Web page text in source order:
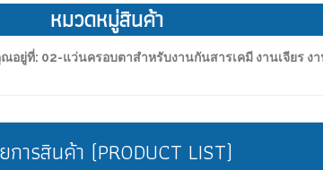
หมวดหมู่สินค้า
อยู่ที่: 02-แว่นครอบตาสำหรับงานกันสารเคมี งานเจียร ง
การสินค้า (PRODUCT LIST)